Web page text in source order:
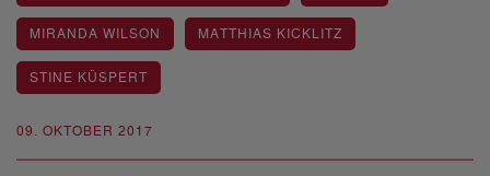
09. OKTOBER 2017
MIRANDA WILSON MATTHIAS KICKLITZ
STINE KÜSPERT